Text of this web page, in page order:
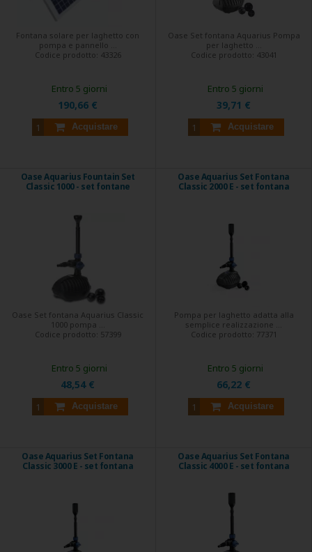
Fontana solare per laghetto con
pompa e pannello ...
Codice prodotto: 43326
190,66 €
Acquistare
Entro 5 giorni
Oase Set fontana Aquarius Pompa
per laghetto ...
Codice prodotto: 43041
39,71 €
Acquistare
Entro 5 giorni
Oase Aquarius Fountain Set
Classic 1000 - set fontane
Oase Set fontana Aquarius Classic
1000 pompa ...
Codice prodotto: 57399
48,54 €
Acquistare
Entro 5 giorni
Oase Aquarius Set Fontana
Classic 2000 E - set fontana
Pompa per laghetto adatta alla
semplice realizzazione ...
Codice prodotto: 77371
66,22 €
Acquistare
Entro 5 giorni
Oase Aquarius Set Fontana
Classic 3000 E - set fontana
Oase Aquarius Set Fontana
Classic 4000 E - set fontana